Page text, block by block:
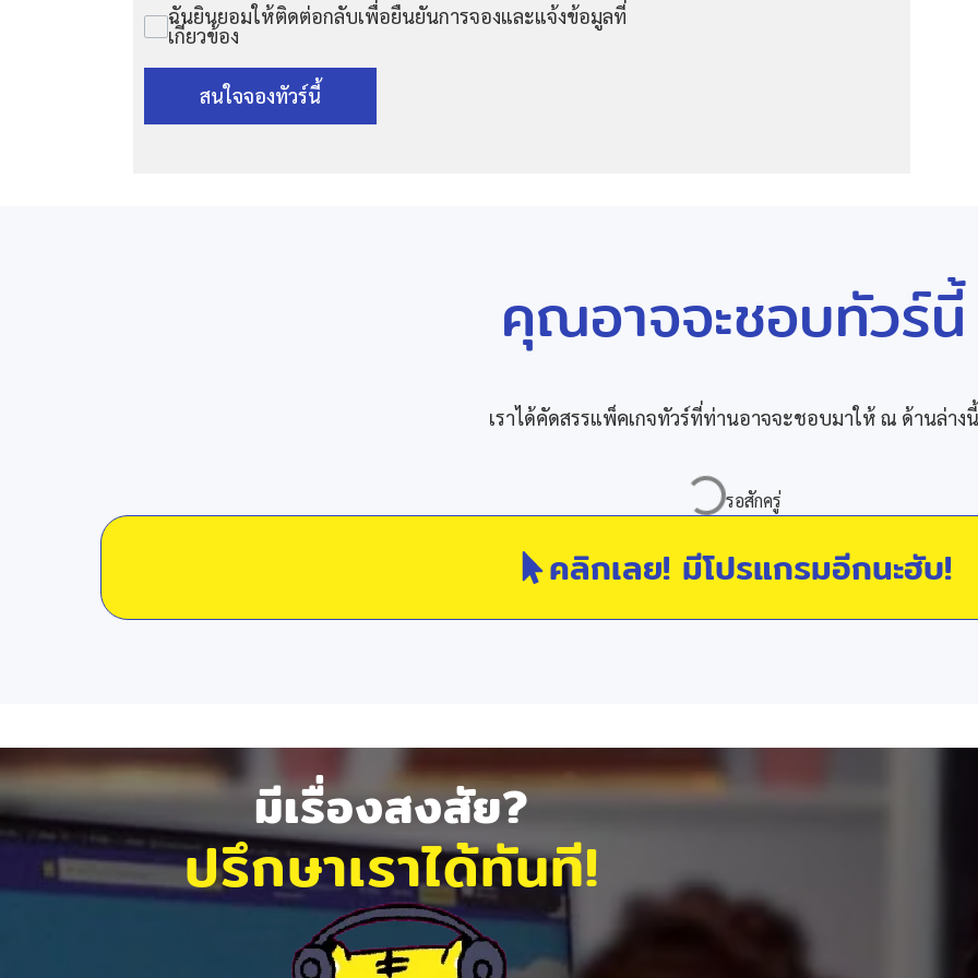
ฉันยินยอมให้ติดต่อกลับเพื่อยืนยันการจองและแจ้งข้อมูลที่
เกี่ยวข้อง
สนใจจองทัวร์นี้
คุณอาจจะชอบทัวร์นี้
เราได้คัดสรรแพ็คเกจทัวร์ที่ท่านอาจจะชอบมาให้ ณ ด้านล่างนี้
คลิกเลย! มีโปรแกรมอีกนะฮับ!
มีเรื่องสงสัย?
ปรึกษาเราได้ทันที!